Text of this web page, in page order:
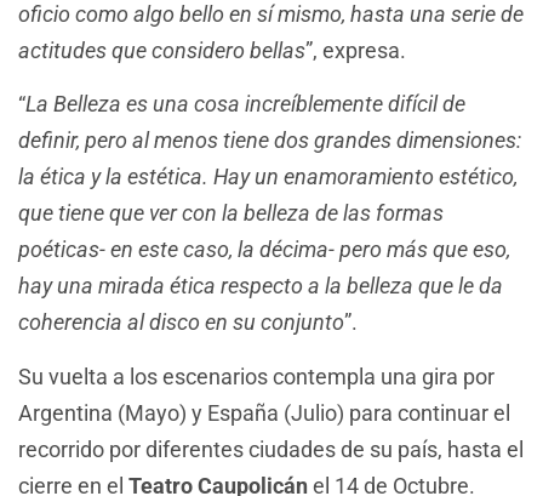
oficio como algo bello en sí mismo, hasta una serie de
actitudes que considero bellas”, expresa.
“La Belleza es una cosa increíblemente difícil de
definir, pero al menos tiene dos grandes dimensiones:
la ética y la estética. Hay un enamoramiento estético,
que tiene que ver con la belleza de las formas
poéticas- en este caso, la décima- pero más que eso,
hay una mirada ética respecto a la belleza que le da
coherencia al disco en su conjunto”.
Su vuelta a los escenarios contempla una gira por
Argentina (Mayo) y España (Julio) para continuar el
recorrido por diferentes ciudades de su país, hasta el
cierre en el Teatro Caupolicánel 14 de Octubre.